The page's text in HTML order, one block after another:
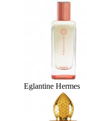
Eglantine Hermes